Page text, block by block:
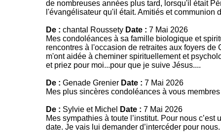
de nombreuses années plus tard, lorsqu'il était
l'évangélisateur qu'il était. Amitiés et communion
De : chantal Roussety Date : 7 Mai 2026
Mes condoléances à sa famille biologique et
rencontres à l'occasion de retraites aux foyers
m'ont aidée à cheminer spirituellement et
et priez pour moi...pour que je suive Jésus....
De : Genade Grenier Date : 7 Mai 2026
Mes plus sincères condoléances à vous
De : Sylvie et Michel Date : 7 Mai 2026
Mes sympathies à toute l’institut. Pour nous
date. Je vais lui demander d’intercéder pour nous.